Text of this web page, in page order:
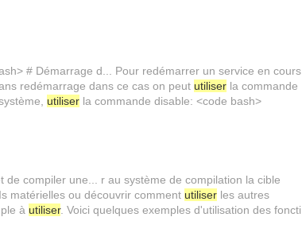
# Démarrage d... Pour redémarrer un service en cours
redémarrage dans ce cas on peut utiliser la commande
utiliser la commande disable: <code bash>
de compiler une... r au système de compilation la cible
matérielles ou découvrir comment utiliser les autres
à utiliser. Voici quelques exemples d'utilisation des foncti